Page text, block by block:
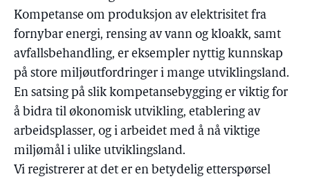
Kompetanse om produksjon av elektrisitet fra
fornybar energi, rensing av vann og kloakk, samt
avfallsbehandling, er eksempler nyttig kunnskap
på store miljøutfordringer i mange utviklingsland.
En satsing på slik kompetansebygging er viktig for
å bidra til økonomisk utvikling, etablering av
arbeidsplasser, og i arbeidet med å nå viktige
miljømål i ulike utviklingsland.
Vi registrerer at det er en betydelig etterspørsel